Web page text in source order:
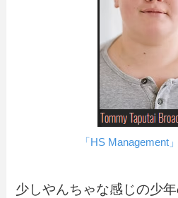
「HS Management
少しやんちゃな感じの少